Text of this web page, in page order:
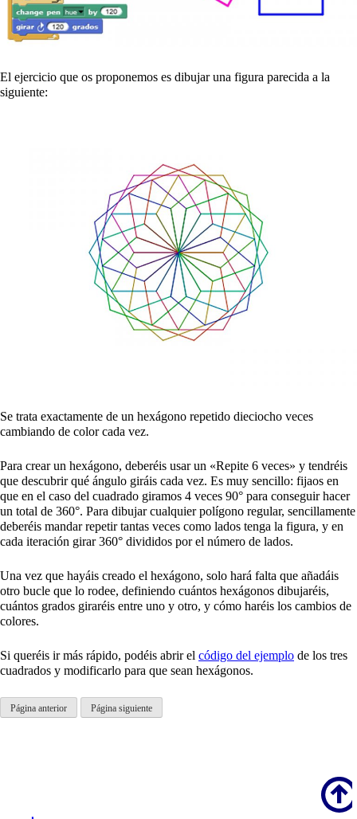
El ejercicio que os proponemos es dibujar una figura parecida a la
siguiente:
Se trata exactamente de un hexágono repetido dieciocho veces
cambiando de color cada vez.
Para crear un hexágono, deberéis usar un «Repite 6 veces» y tendréis
que descubrir qué ángulo giráis cada vez. Es muy sencillo: fijaos en
que en el caso del cuadrado giramos 4 veces 90° para conseguir hacer
un total de 360°. Para dibujar cualquier polígono regular, sencillamente
deberéis mandar repetir tantas veces como lados tenga la figura, y en
cada iteración girar 360° divididos por el número de lados.
Una vez que hayáis creado el hexágono, solo hará falta que añadáis
otro bucle que lo rodee, definiendo cuántos hexágonos dibujaréis,
cuántos grados giraréis entre uno y otro, y cómo haréis los cambios de
colores.
Si queréis ir más rápido, podéis abrir el código del ejemplo de los tres
cuadrados y modificarlo para que sean hexágonos.
Página anterior Página siguiente
Scroll